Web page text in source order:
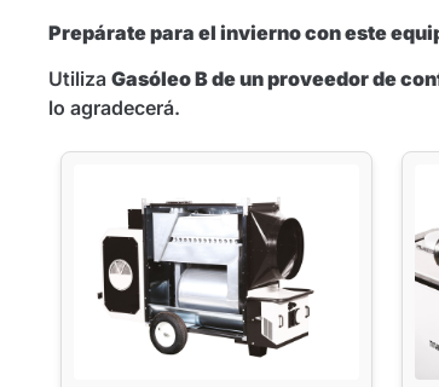
Prepárate para el invierno con este
Utiliza Gasóleo B de un proveedor de
lo agradecerá.